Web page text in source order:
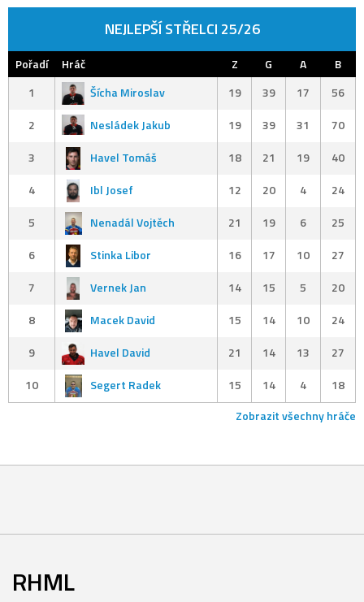
NEJLEPŠÍ STŘELCI 25/26
Pořadí Hráč Z G A
B
1
Šícha Miroslav 19 39 17
56
2
Nesládek Jakub 19 39 31
70
3
Havel Tomáš 18 21 19
40
4
Ibl Josef 12 20 4
24
5
Nenadál Vojtěch 21 19 6
25
6
Stinka Libor 16 17 10
27
7
Vernek Jan 14 15 5
20
8
Macek David 15 14 10
24
9
Havel David 21 14 13
27
10
Segert Radek 15 14 4
18
Zobrazit všechny hráče
RHML